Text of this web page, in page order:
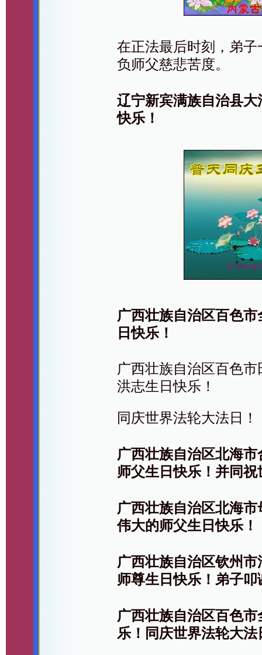
在正法最后时刻，弟
负师父慈悲苦度。
辽宁新宾满族自治县
快乐！
广西壮族自治区百色
日快乐！
广西壮族自治区百色
洪志生日快乐！
同庆世界法轮大法日！
广西壮族自治区北海
师父生日快乐！并同
广西壮族自治区北海
伟大的师父生日快乐！
广西壮族自治区钦州
师尊生日快乐！弟子
广西壮族自治区百色
乐！同庆世界法轮大法